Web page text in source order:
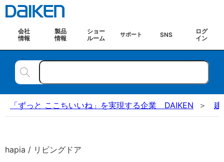
会社
情報
製品
情報
ショー
ルーム
サポート SNS
ログ
イン
「ずっと ここちいいね」を実現する企業 DAIKEN 建
hapia / リビングドア